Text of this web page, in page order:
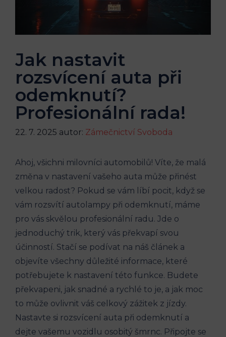
Jak nastavit
rozsvícení auta při
odemknutí?
Profesionální rada!
22. 7. 2025 autor: Zámečnictví Svoboda
Ahoj, všichni milovníci automobilů! Víte, že malá
změna v nastavení vašeho auta může přinést
velkou radost? Pokud se vám líbí pocit, když se
vám rozsvítí autolampy při odemknutí, máme
pro vás skvělou profesionální radu. Jde o
jednoduchý trik, který vás překvapí svou
účinností. Stačí se podívat na náš článek a
objevíte všechny důležité informace, které
potřebujete k nastavení této funkce. Budete
překvapeni, jak snadné a rychlé to je, a jak moc
to může ovlivnit váš celkový zážitek z jízdy.
Nastavte si rozsvícení auta při odemknutí a
dejte vašemu vozidlu osobitý šmrnc. Připojte se